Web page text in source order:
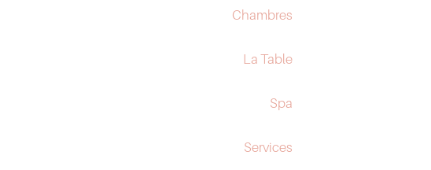
Chambres
La Table
Spa
Services